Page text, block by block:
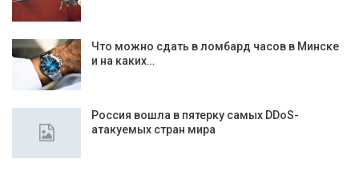
Что можно сдать в ломбард часов в Минске
и на каких…
Россия вошла в пятерку самых DDoS-
атакуемых стран мира